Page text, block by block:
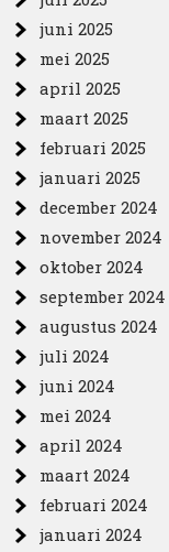
juni 2025
mei 2025
april 2025
maart 2025
februari 2025
januari 2025
december 2024
november 2024
oktober 2024
september 2024
augustus 2024
juli 2024
juni 2024
mei 2024
april 2024
maart 2024
februari 2024
januari 2024